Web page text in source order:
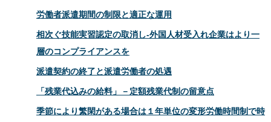
労働者派遣期間の制限と適正な運用
相次ぐ技能実習認定の取消し‐外国人材受入れ企業はより一
層のコンプライアンスを
派遣契約の終了と派遣労働者の処遇
「残業代込みの給料」－定額残業代制の留意点
季節により繁閑がある場合は１年単位の変形労働時間制で時